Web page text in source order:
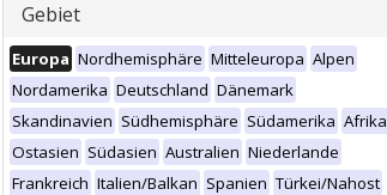
Gebiet
Europa Nordhemisphäre Mitteleuropa Alpen
Nordamerika Deutschland Dänemark
Skandinavien Südhemisphäre Südamerika Afrika
Ostasien Südasien Australien Niederlande
Frankreich Italien/Balkan Spanien Türkei/Nahost